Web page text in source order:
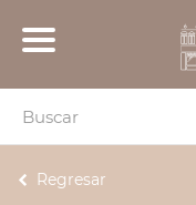
Regresar